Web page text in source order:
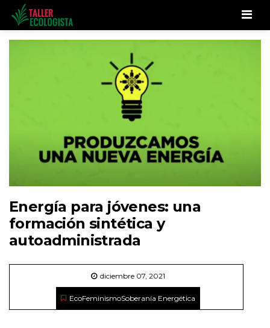
Energía para jóvenes: una
formación sintética y
autoadministrada
diciembre 07, 2021
EcoFeminismoSoberanía Energética